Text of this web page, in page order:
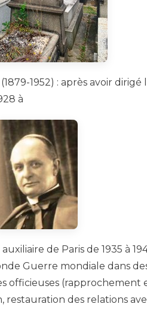
(1879-1952) : après avoir dirigé
à
de Paris de 1935 à
Guerre mondiale dans
officieuses (rapprochement
restauration des relations